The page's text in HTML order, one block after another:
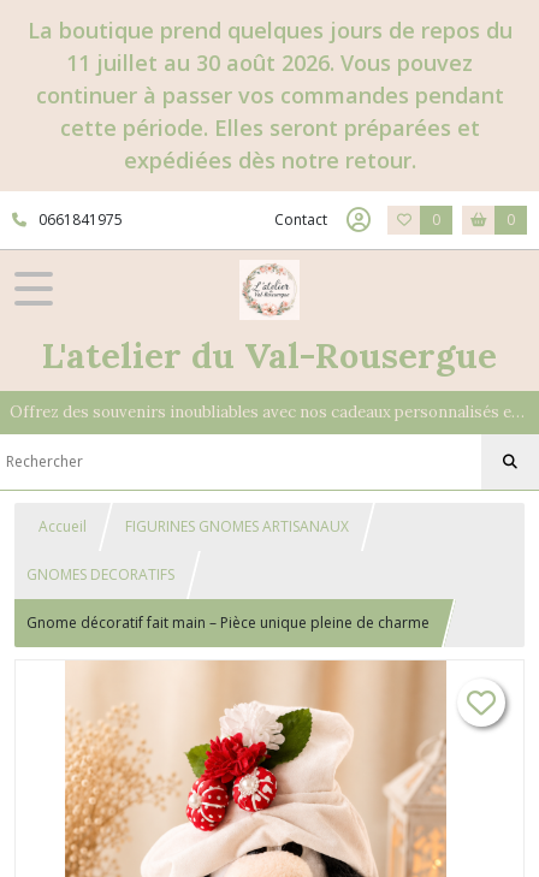
La boutique prend quelques jours de repos du
11 juillet au 30 août 2026. Vous pouvez
continuer à passer vos commandes pendant
cette période. Elles seront préparées et
expédiées dès notre retour.
0661841975 Contact 0 0
L'atelier du Val-Rousergue
Offrez des souvenirs inoubliables avec nos cadeaux personnalisés et uniques
Accueil FIGURINES GNOMES ARTISANAUX
GNOMES DECORATIFS
Gnome décoratif fait main – Pièce unique pleine de charme